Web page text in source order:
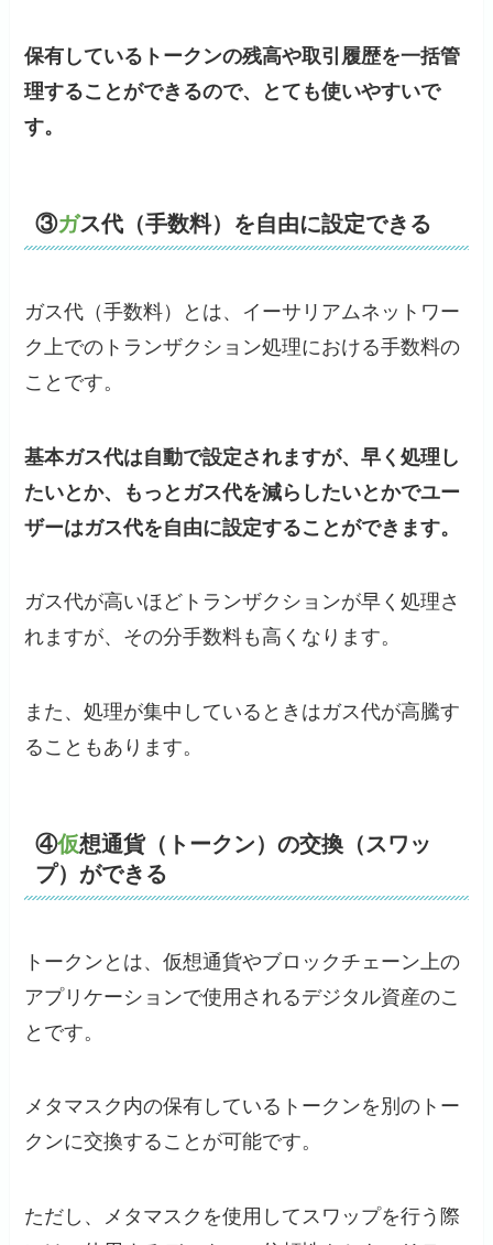
保有しているトークンの残高や取引履歴を一括管
理することができるので、とても使いやすいで
す。
③ガス代（手数料）を自由に設定できる
ガス代（手数料）とは、イーサリアムネットワー
ク上でのトランザクション処理における手数料の
ことです。
基本ガス代は自動で設定されますが、早く処理し
たいとか、もっとガス代を減らしたいとかでユー
ザーはガス代を自由に設定することができます。
ガス代が高いほどトランザクションが早く処理さ
れますが、その分手数料も高くなります。
また、処理が集中しているときはガス代が高騰す
ることもあります。
④仮想通貨（トークン）の交換（スワッ
プ）ができる
トークンとは、仮想通貨やブロックチェーン上の
アプリケーションで使用されるデジタル資産のこ
とです。
メタマスク内の保有しているトークンを別のトー
クンに交換することが可能です。
ただし、メタマスクを使用してスワップを行う際